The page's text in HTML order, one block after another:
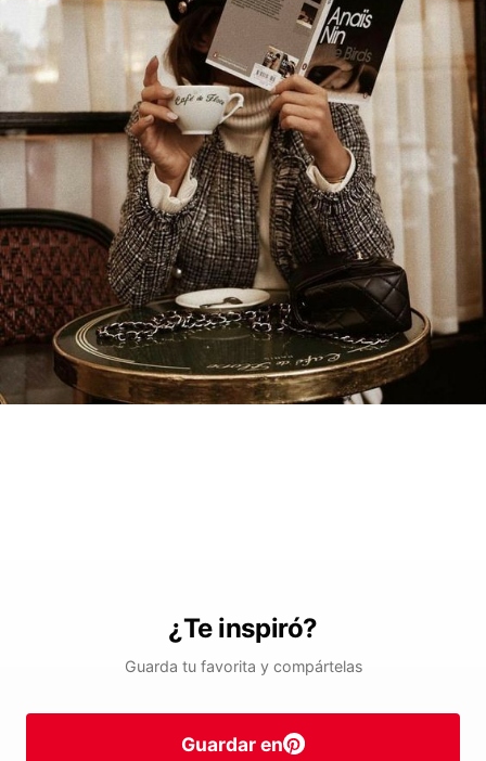
¿Te inspiró?
Guarda tu favorita y compártelas
Guardar en